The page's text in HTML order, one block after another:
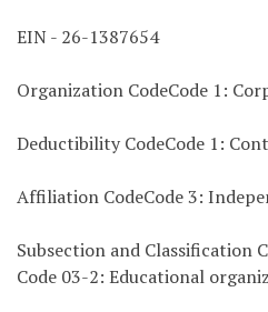
EIN - 26-1387654
Organization CodeCode 1:
Deductibility CodeCode 1:
Affiliation CodeCode 3:
Subsection and Classification
Code 03-2: Educational